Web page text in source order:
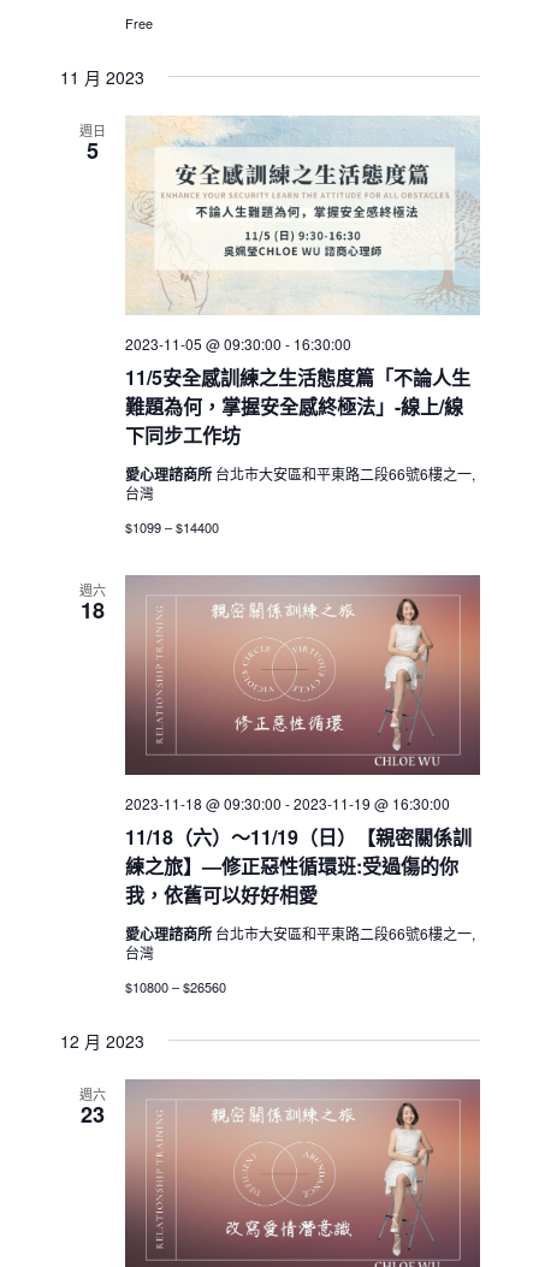
Free
11 月 2023
週日
5
11/5安全感訓練之生活態度篇「不論人生
難題為何，掌握安全感終極法」-線上/線
下同步工作坊
2023-11-05 @ 09:30:00 - 16:30:00
愛心理諮商所 台北市大安區和平東路二段66號6樓之一,
台灣
$1099 – $14400
週六
18
11/18（六）～11/19（日）【親密關係訓
練之旅】—修正惡性循環班:受過傷的你
我，依舊可以好好相愛
2023-11-18 @ 09:30:00 -2023-11-19 @ 16:30:00
愛心理諮商所 台北市大安區和平東路二段66號6樓之一,
台灣
$10800 – $26560
12 月 2023
週六
23